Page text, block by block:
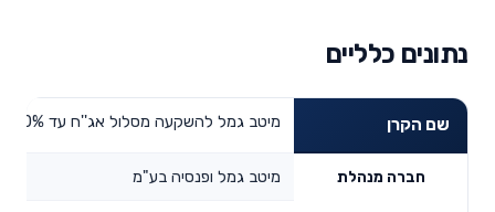
נתונים כלליים
שם הקרן מיטב גמל להשקעה מסלול אג''ח עד 10% מניות
חברה מנהלת מיטב גמל ופנסיה בע"מ